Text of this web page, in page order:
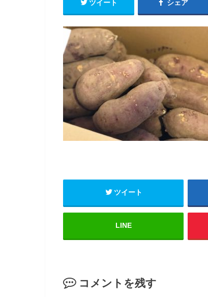
ツイート シェア
ツイート
LINE
コメントを残す